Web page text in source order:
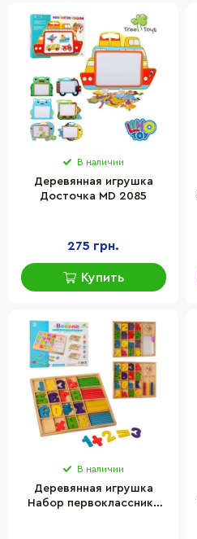
В наличии
Деревянная игрушка
Досточка MD 2085
275 грн.
Купить
В наличии
Деревянная игрушка
Набор первоклассника